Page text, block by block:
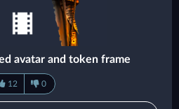
avatar and token frame
12 0